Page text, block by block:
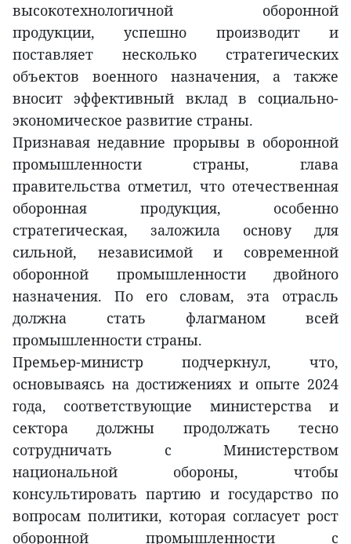
высокотехнологичной оборонной
продукции, успешно производит и
поставляет несколько стратегических
объектов военного назначения, а также
вносит эффективный вклад в социально-
экономическое развитие страны.
Признавая недавние прорывы в оборонной
промышленности страны, глава
правительства отметил, что отечественная
оборонная продукция, особенно
стратегическая, заложила основу для
сильной, независимой и современной
оборонной промышленности двойного
назначения. По его словам, эта отрасль
должна стать флагманом всей
промышленности страны.
Премьер-министр подчеркнул, что,
основываясь на достижениях и опыте 2024
года, соответствующие министерства и
сектора должны продолжать тесно
сотрудничать с Министерством
национальной обороны, чтобы
консультировать партию и государство по
вопросам политики, которая согласует рост
оборонной промышленности с